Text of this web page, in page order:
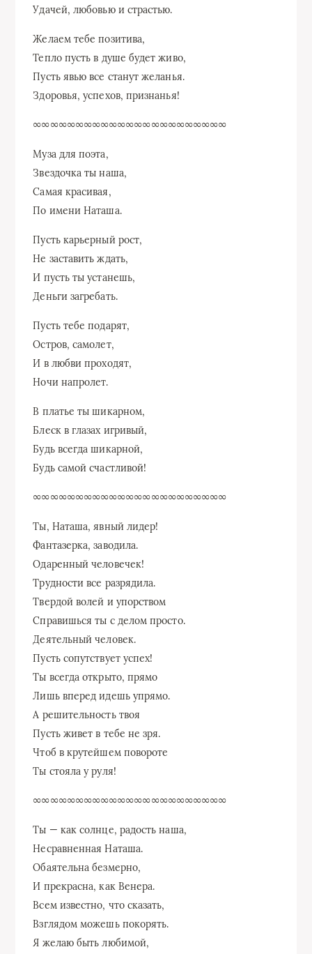
Удачей, любовью и страстью.
Желаем тебе позитива,
Тепло пусть в душе будет живо,
Пусть явью все станут желанья.
Здоровья, успехов, признанья!
∞∞∞∞∞∞∞∞∞∞∞∞∞∞∞∞∞∞∞∞∞∞∞
Муза для поэта,
Звездочка ты наша,
Самая красивая,
По имени Наташа.
Пусть карьерный рост,
Не заставить ждать,
И пусть ты устанешь,
Деньги загребать.
Пусть тебе подарят,
Остров, самолет,
И в любви проходят,
Ночи напролет.
В платье ты шикарном,
Блеск в глазах игривый,
Будь всегда шикарной,
Будь самой счастливой!
∞∞∞∞∞∞∞∞∞∞∞∞∞∞∞∞∞∞∞∞∞∞∞
Ты, Наташа, явный лидер!
Фантазерка, заводила.
Одаренный человечек!
Трудности все разрядила.
Твердой волей и упорством
Справишься ты с делом просто.
Деятельный человек.
Пусть сопутствует успех!
Ты всегда открыто, прямо
Лишь вперед идешь упрямо.
А решительность твоя
Пусть живет в тебе не зря.
Чтоб в крутейшем повороте
Ты стояла у руля!
∞∞∞∞∞∞∞∞∞∞∞∞∞∞∞∞∞∞∞∞∞∞∞
Ты — как солнце, радость наша,
Несравненная Наташа.
Обаятельна безмерно,
И прекрасна, как Венера.
Всем известно, что сказать,
Взглядом можешь покорять.
Я желаю быть любимой,